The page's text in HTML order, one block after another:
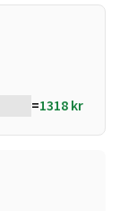
=1318kr